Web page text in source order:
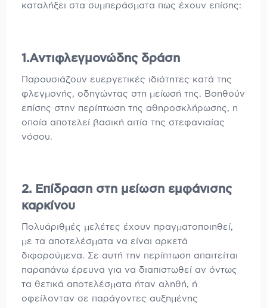
καταλήξει στα συμπεράσματα πως έχουν επίσης:
1.Αντιφλεγμονώδης δράση
Παρουσιάζουν ευεργετικές ιδιότητες κατά της
φλεγμονής, οδηγώντας στη μείωσή της. Βοηθούν
επίσης στην περίπτωση της αθηροσκλήρωσης, η
οποία αποτελεί βασική αιτία της στεφανιαίας
νόσου.
2. Επίδραση στη μείωση εμφάνισης
καρκίνου
Πολυάριθμές μελέτες έχουν πραγματοποιηθεί,
με τα αποτελέσματα να είναι αρκετά
διφορούμενα. Σε αυτή την περίπτωση απαιτείται
παραπάνω έρευνα για να διαπιστωθεί αν όντως
τα θετικά αποτελέσματα ήταν αληθή, ή
οφείλονταν σε παράγοντες αυξημένης